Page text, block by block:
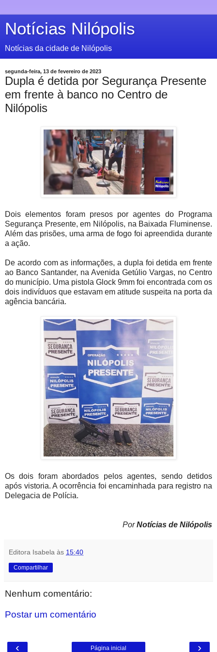
Notícias Nilópolis
Notícias da cidade de Nilópolis
segunda-feira, 13 de fevereiro de 2023
Dupla é detida por Segurança Presente
em frente à banco no Centro de
Nilópolis
Dois elementos foram presos por agentes do Programa
Segurança Presente, em Nilópolis, na Baixada Fluminense.
Além das prisões, uma arma de fogo foi apreendida durante
a ação.
De acordo com as informações, a dupla foi detida em frente
ao Banco Santander, na Avenida Getúlio Vargas, no Centro
do município. Uma pistola Glock 9mm foi encontrada com os
dois indivíduos que estavam em atitude suspeita na porta da
agência bancária.
Os dois foram abordados pelos agentes, sendo detidos
após vistoria. A ocorrência foi encaminhada para registro na
Delegacia de Polícia.
PorNotícias de Nilópolis
Editora Isabela às 15:40
Compartilhar
Nenhum comentário:
Postar um comentário
‹ ›
Página inicial